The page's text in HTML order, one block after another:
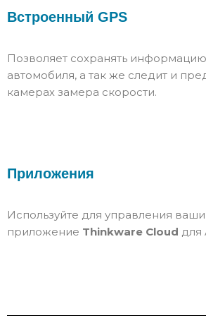
Встроенный GPS
Позволяет сохранять
автомобиля, а так же следит и
камерах замера скорости.
Приложения
Используйте для управления
приложение Thinkware Cloud для